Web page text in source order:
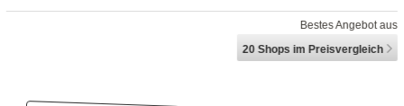
Bestes Angebot aus
20 Shopsim Preisvergleich